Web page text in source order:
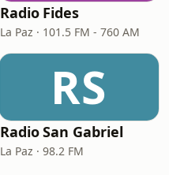
Radio Fides
La Paz · 101.5 FM - 760 AM
RS
Radio San Gabriel
La Paz · 98.2 FM